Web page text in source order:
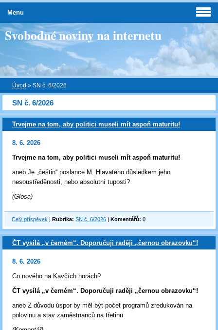
Svobodné noviny na internetu
Úvod » SN č. 6/2026
SN č. 6/2026
Trvejme na tom, aby politici museli mít aspoň maturitu!
8. 6. 2026
Trvejme na tom, aby politici museli mít aspoň maturitu!
aneb Je „češtin“ poslance M. Hlavatého důsledkem jeho
nesoustředěnosti, nebo absolutní tuposti?
(Glosa)
Celý příspěvek |Rubrika: SN č. 6/2026 |Komentářů: 0
ČT vysílá „v černém“. Doporučuji raději „černou obrazovku“!
8. 6. 2026
Co nového na Kavčích horách?
ČT vysílá „v černém“. Doporučuji raději „černou obrazovku“!
aneb Z důvodu úspor by měl být počet programů zredukován na
polovinu a stav zaměstnanců na třetinu
Menu